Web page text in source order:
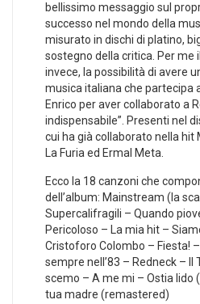
bellissimo messaggio sul
successo nel mondo della
misurato in dischi di platino,
sostegno della critica. Per me
invece, la possibilità di avere
musica italiana che partecipa
Enrico per aver collaborato a
indispensabile”. Presenti nel
cui ha già collaborato nella hit
La Furia ed Ermal Meta.
Ecco la 18 canzoni che
dell’album: Mainstream (la
Supercalifragili – Quando
Pericoloso – La mia hit –
Cristoforo Colombo – Fiesta!
sempre nell’83 – Redneck – Il
scemo – A me mi – Ostia lido
tua madre (remastered)